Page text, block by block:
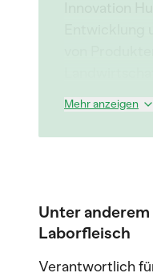
Mehr anzeigen
Unter
Laborfleisch
Verantwortlich